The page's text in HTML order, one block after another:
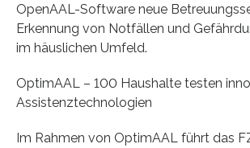
OpenAAL-Software neue
Erkennung von Notfällen und
im häuslichen Umfeld.
OptimAAL – 100 Haushalte testen
Assistenztechnologien
Im Rahmen von OptimAAL führt das